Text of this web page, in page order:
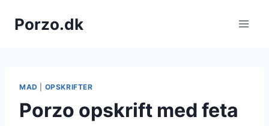
Porzo.dk
MAD OPSKRIFTER
Porzo opskrift med feta